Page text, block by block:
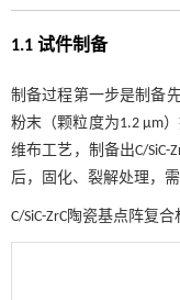
1.1 试件制备
制备过程第一步是制备
粉末（颗粒度为1.2 μm
维布工艺，制备出C/
后，固化、裂解处理，
C/SiC-ZrC陶瓷基点阵复